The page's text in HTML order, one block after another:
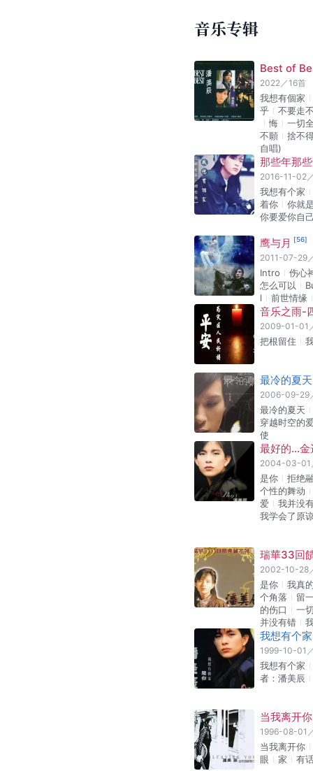
音乐专辑
Best of
2022／16首
我想有個家
乎
不要走
悔
一切
不願
捨不
自唱)
那些年那
2016-11-02
我想有个家
着你
你就
你要爱你自
鹰与月 [56]
2011-07-29
Intro
伤心
怎么可以
l
前世情缘
音乐之雨-
2009-01-01
把根留住
最冷的夏天
2006-09-29
最冷的夏天
穿越时空的
使
最好的...金
2004-03-01
是你
拒绝
个性的舞动
爱
我并没
我学会了原
瑞華33回
2002-10-28
是你
我真
个角落
留
的伤口
一
并没有错
我想有个家
1999-10-01
我想有个家
者：潘美辰
当我离开你
1996-08-01
当我离开你
眼
家 有